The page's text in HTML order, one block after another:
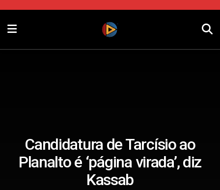
Candidatura de Tarcísio ao
Planalto é ‘página virada’, diz
Kassab